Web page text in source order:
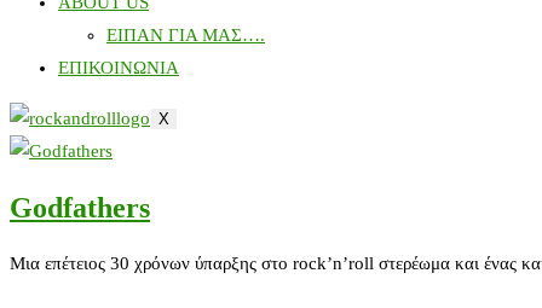
ΕΙΠΑΝ ΓΙΑ ΜΑΣ….
ΕΠΙΚΟΙΝΩΝΙΑ
X
Godfathers
Μια επέτειος 30 χρόνων ύπαρξης στο rock’n’roll στερέωμα και ένας